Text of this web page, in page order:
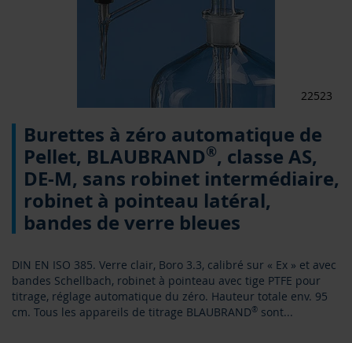
22523
the
beginning
images
gallery
Burettes à zéro automatique de
Pellet, BLAUBRAND®, classe AS,
DE-M, sans robinet intermédiaire,
robinet à pointeau latéral,
bandes de verre bleues
DIN EN ISO 385. Verre clair, Boro 3.3, calibré sur « Ex » et avec
bandes Schellbach, robinet à pointeau avec tige PTFE pour
titrage, réglage automatique du zéro. Hauteur totale env. 95
cm. Tous les appareils de titrage BLAUBRAND® sont...